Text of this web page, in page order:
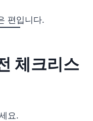
편입니다.
체크리스
요.